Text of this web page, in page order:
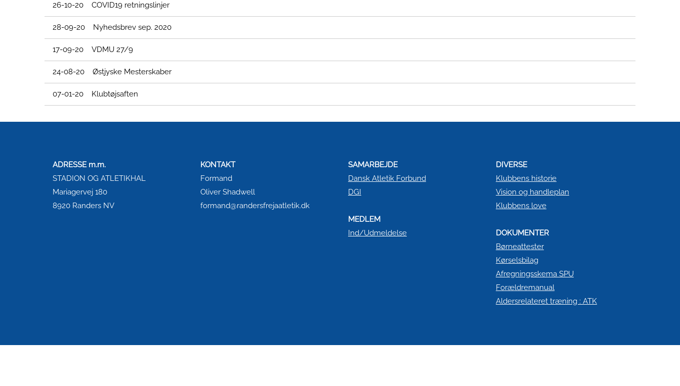
26-10-20 COVID19 retningslinjer
28-09-20 Nyhedsbrev sep. 2020
17-09-20 VDMU 27/9
24-08-20 Østjyske Mesterskaber
07-01-20 Klubtøjsaften
ADRESSE m.m.
STADION OG ATLETIKHAL
Mariagervej 180
8920 Randers NV
KONTAKT
Formand
Oliver Shadwell
formand@randersfrejaatletik.dk
SAMARBEJDE
Dansk Atletik Forbund
DGI
MEDLEM
Ind/Udmeldelse
DIVERSE
Klubbens historie
Vision og handleplan
Klubbens love
DOKUMENTER
Børneattester
Kørselsbilag
Afregningsskema SPU
Forældremanual
Aldersrelateret træning : ATK